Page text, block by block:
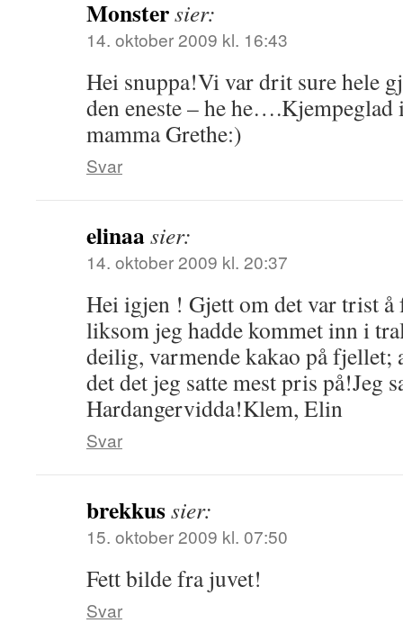
Monstersier:
14. oktober 2009 kl. 16:43
Hei snuppa!Vi var drit sure hele
den eneste – he
mamma Grethe:)
Svar
elinaasier:
14. oktober 2009 kl. 20:37
Hei igjen ! Gjett om det var trist å
liksom jeg hadde kommet inn i
deilig, varmende kakao på fjellet;
det det jeg satte mest pris på!Jeg
Hardangervidda!Klem, Elin
Svar
brekkussier:
15. oktober 2009 kl. 07:50
Fett bilde fra juvet!
Svar